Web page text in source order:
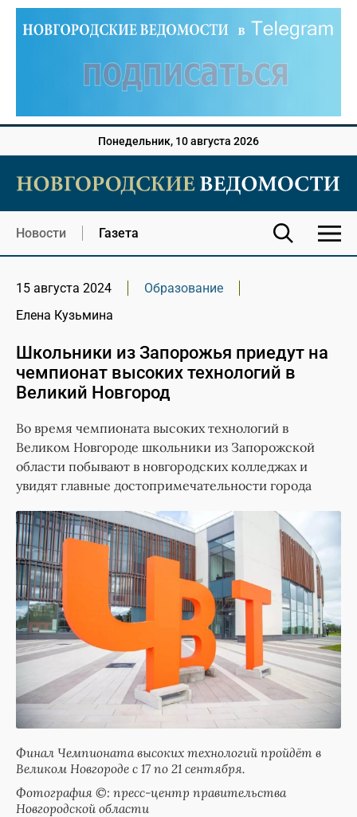
Понедельник, 10 августа 2026
Новости Газета
15 августа 2024
Образование
Елена Кузьмина
Школьники из Запорожья приедут на
чемпионат высоких технологий в
Великий Новгород
Во время чемпионата высоких технологий в
Великом Новгороде школьники из Запорожской
области побывают в новгородских колледжах и
увидят главные достопримечательности города
Финал Чемпионата высоких технологий пройдёт в
Великом Новгороде с 17 по 21 сентября.
Фотография ©: пресс-центр правительства
Новгородской области